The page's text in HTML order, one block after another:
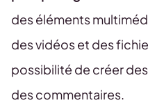
des éléments
des vidéos et des
possibilité de créer
des commentaires.